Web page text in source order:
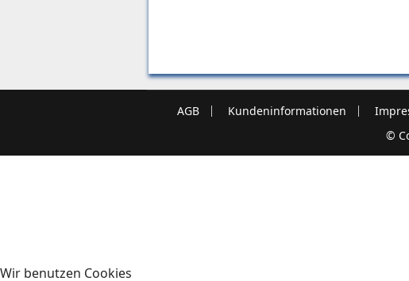
AGB Kundeninformationen
©
Wir benutzen Cookies